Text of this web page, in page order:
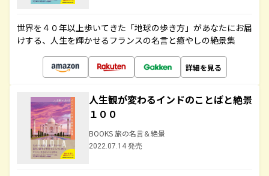
世界を４０年以上歩いてきた「地球の歩き方」があなたにお届
けする、人生を輝かせるフランスの名言と癒やしの絶景集
詳細を見る
人生観が変わるインドのことばと絶景
１００
BOOKS 旅の名言＆絶景
2022.07.14 発売